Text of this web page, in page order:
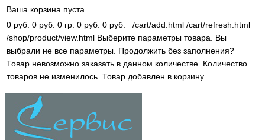
Ваша корзина пуста
0 руб. 0 руб. 0 гр. 0 руб. 0 руб. /cart/add.html /cart/refresh.html
/shop/product/view.html Выберите параметры товара.
Вы
выбрали не все параметры. Продолжить без заполнения?
Товар невозможно заказать в данном количестве. Количество
товаров не изменилось. Товар добавлен в корзину